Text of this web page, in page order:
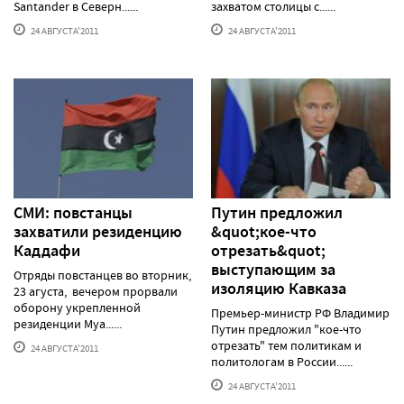
Santander в Северн......
24 АВГУСТА'2011
захватом столицы с......
24 АВГУСТА'2011
СМИ: повстанцы
захватили резиденцию
Каддафи
Отряды повстанцев во вторник,
23 агуста, вечером прорвали
оборону укрепленной
резиденции Муа......
24 АВГУСТА'2011
Путин предложил
&quot;кое-что
отрезать&quot;
выступающим за
изоляцию Кавказа
Премьер-министр РФ Владимир
Путин предложил "кое-что
отрезать" тем политикам и
политологам в России......
24 АВГУСТА'2011